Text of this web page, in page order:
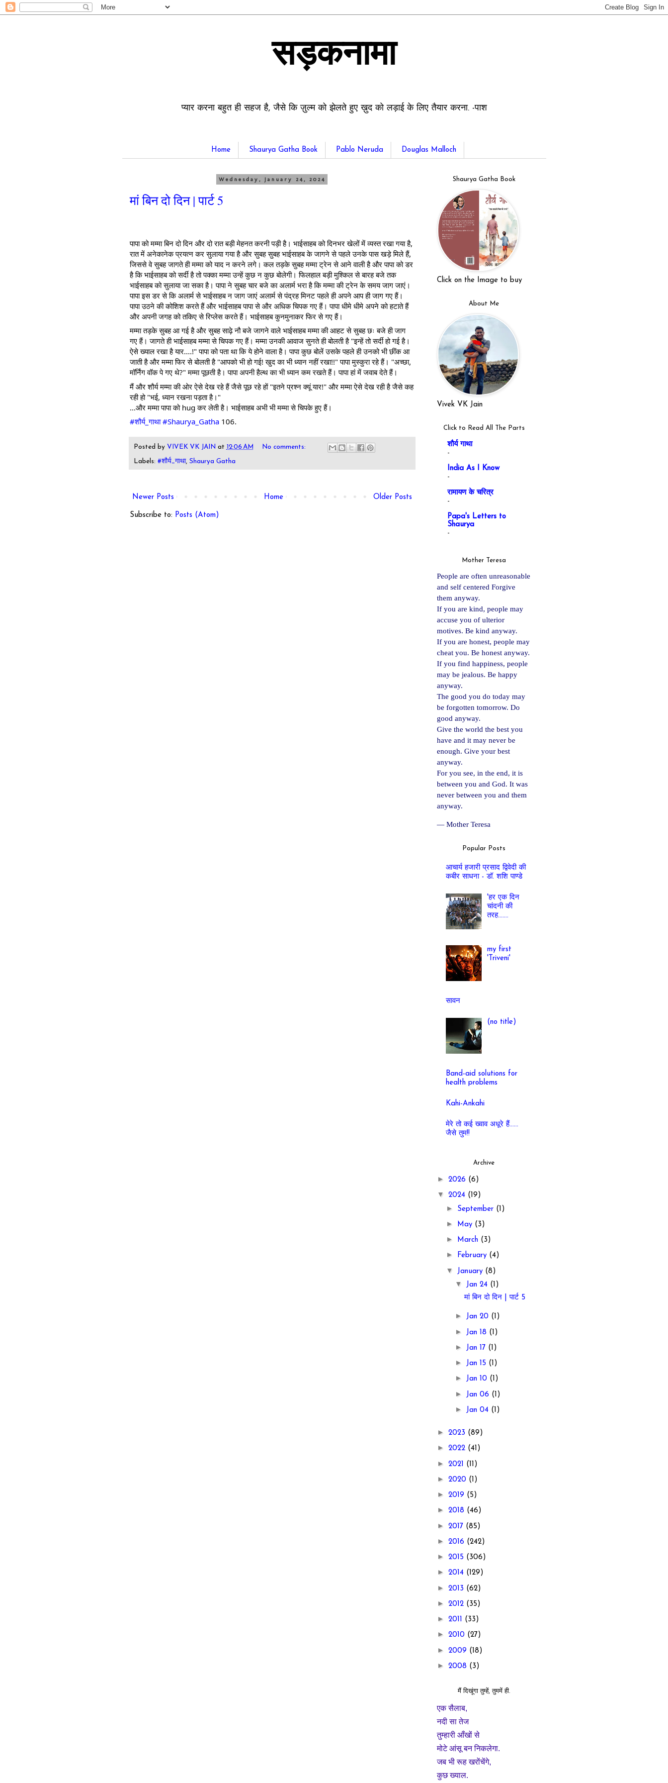
सड़कनामा
प्यार करना बहुत ही सहज है, जैसे कि ज़ुल्म को झेलते हुए ख़ुद को लड़ाई के लिए तैयार करना. -पाश
Home Shaurya Gatha Book Pablo Neruda Douglas Malloch
Wednesday, January 24, 2024
मां बिन दो दिन | पार्ट 5
पापा को मम्मा बिन दो दिन और दो रात बड़ी मेहनत करनी पड़ी है। भाईसाहब को दिनभर खेलों में व्यस्त रखा गया है,
रात में अनेकानेक प्रयत्न कर सुलाया गया है और सुबह सुबह भाईसाहब के जागने से पहले उनके पास खड़े मिले हैं,
जिससे वे सुबह जागते ही मम्मा को याद न करने लगे। कल तड़के सुबह मम्मा ट्रेन से आने वाली है और पापा को डर
है कि भाईसाहब को सर्दी है तो पक्का मम्मा उन्हें कुछ न कुछ बोलेगी। फिलहाल बड़ी मुश्किल से बारह बजे तक
भाईसाहब को सुलाया जा सका है। पापा ने सुबहचार बजे का अलार्म भरा है कि मम्मा की ट्रेन के समय जाग जाएं।
पापा इस डर से कि अलार्म से भाईसाहब न जाग जाएं अलार्म से पंद्रह मिनट पहले ही अपने आप ही जाग गए हैं।
पापा उठने की कोशिश करते हैं और भाईसाहब पापा से और अधिक चिपक गए हैं। पापा धीमे धीमे अपने को हटाते हैं
और अपनी जगह को तकिए से रिप्लेस करते हैं। भाईसाहब कुनमुनाकर फिर से गए हैं।
मम्मा तड़के सुबह आ गई है और सुबह साढ़े नौ बजे जागने वाले भाईसाहब मम्मा की आहट से सुबह छः बजे ही जाग
गए हैं। जागते ही भाईसाहब मम्मा से चिपक गए हैं। मम्मा उनकी आवाज सुनते ही बोलती है "इन्हें तो सर्दी हो गई है।
ऐसे ख्याल रखा है यार....!" पापा को पता था कि ये होने वाला है। पापा कुछ बोलें उसके पहले ही उनको भी छींक आ
जाती है और मम्मा फिर से बोलती है "आपको भी हो गई! खुद का भी ध्यान नहीं रखा!!" पापा मुस्कुरा रहे हैं। "अच्छा,
मॉर्निंग वॉक पे गए थे?" मम्मा पूछती है। पापा अपनी हैल्थ का भी ध्यान कम रखते हैं। पापा हां में जवाब देते हैं।
मैं और शौर्य मम्मा की ओर ऐसे देख रहे हैं जैसे पूछ रहे हों "इतने प्रश्न क्यूं यार!" और मम्मा ऐसे देख रही है जैसे कह
रही हो "भई, ध्यान रखना पड़ता है।"
...और मम्मा पापा को hug कर लेती है। भाईसाहब अभी भी मम्मा से चिपके हुए हैं।
#शौर्य_गाथा #Shaurya_Gatha106.
Posted by VIVEK VK JAIN at 12:06 AM No comments:
Labels: #शौर्य_गाथा, Shaurya Gatha
Newer Posts Older Posts
Home
Subscribe to: Posts (Atom)
Shaurya Gatha Book
Click on the Image to buy
About Me
Vivek VK Jain
Click to Read All The Parts
शौर्य गाथा
-
India As I Know
-
रामायण के चरित्र
-
Papa's Letters to
Shaurya
-
Mother Teresa
People are often unreasonable
and self centered Forgive
them anyway.
If you are kind, people may
accuse you of ulterior
motives. Be kind anyway.
If you are honest, people may
cheat you. Be honest anyway.
If you find happiness, people
may be jealous. Be happy
anyway.
The good you do today may
be forgotten tomorrow. Do
good anyway.
Give the world the best you
have and it may never be
enough. Give your best
anyway.
For you see, in the end, it is
between you and God. It was
never between you and them
anyway.
― Mother Teresa
Popular Posts
आचार्य हजारी प्रसाद द्विवेदी की
कबीर साधना - डॉ. शशि पाण्डे
'हर एक दिन
चांदनी की
तरह.......
my first
'Triveni'
सावन
(no title)
Band-aid solutions for
health problems
Kahi-Ankahi
मेरे तो कई ख्वाव अधूरे हैं......
जैसे तुम!!
Archive
► 2026 (6)
▼ 2024 (19)
► September (1)
► May (3)
► March (3)
► February (4)
▼ January (8)
▼ Jan 24 (1)
मां बिन दो दिन | पार्ट 5
► Jan 20 (1)
► Jan 18 (1)
► Jan 17 (1)
► Jan 15 (1)
► Jan 10 (1)
► Jan 06 (1)
► Jan 04 (1)
► 2023 (89)
► 2022 (41)
► 2021 (11)
► 2020 (1)
► 2019 (5)
► 2018 (46)
► 2017 (85)
► 2016 (242)
► 2015 (306)
► 2014 (129)
► 2013 (62)
► 2012 (35)
► 2011 (33)
► 2010 (27)
► 2009 (18)
► 2008 (3)
मैं दिखूंगा तुम्हें, तुममें ही.
एक सैलाब,
नदी सा तेज
तुम्हारी आँखों से
मोटे आंसू बन निकलेगा.
जब भी रूह खरोंचेंगे,
कुछ ख्याल.